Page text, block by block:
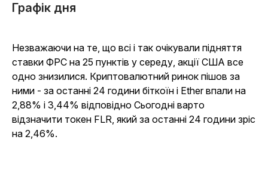
Графік дня
Незважаючи на те, що всі і так очікували підняття
ставки ФРС на 25 пунктів у середу, акції США все
одно знизилися. Криптовалютний ринок пішов за
ними - за останні 24 години біткоїн і Ether впали на
2,88% і 3,44% відповідно Сьогодні варто
відзначити токен FLR, який за останні 24 години зріс
на 2,46%.